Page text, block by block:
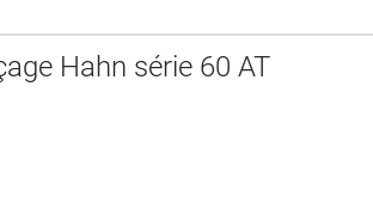
Hahn série 60 AT